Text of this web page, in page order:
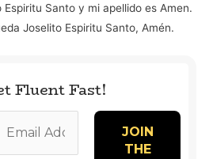
Santo y mi apellido es Amen.
Joselito Espiritu Santo, Amén.
Fluent Fast!